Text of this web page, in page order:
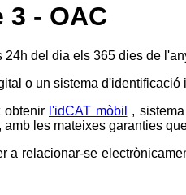
- OAC
24h del dia els 365 dies de
o un sistema
obtenir l'idCAT mòbil
,
les mateixes garanties
relacionar-se